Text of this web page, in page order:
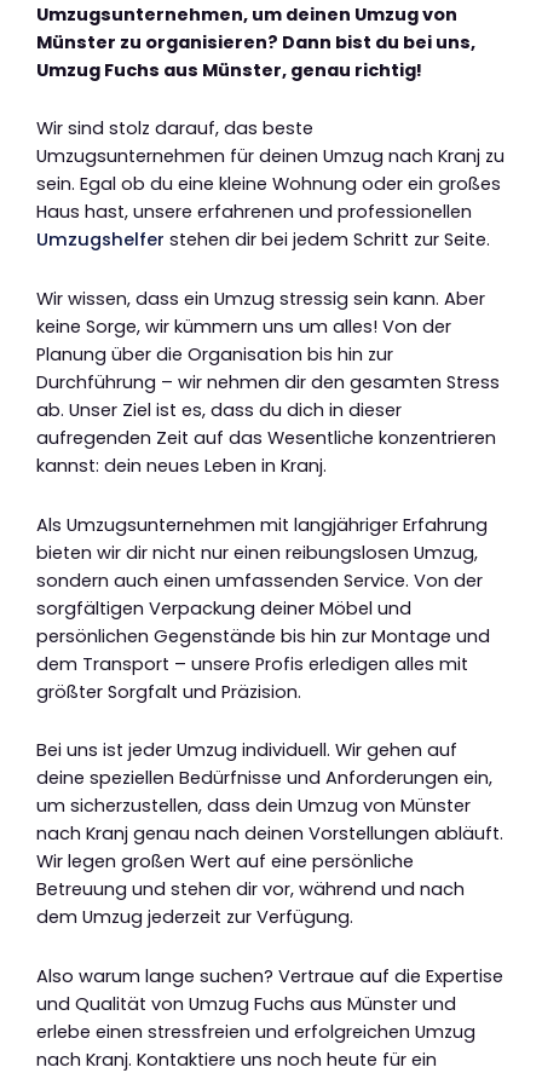
Umzugsunternehmen, um deinen Umzug von
Münster zu organisieren? Dann bist du bei uns,
Umzug Fuchs aus Münster, genau richtig!
Wir sind stolz darauf, das beste
Umzugsunternehmen für deinen Umzug nach Kranj zu
sein. Egal ob du eine kleine Wohnung oder ein großes
Haus hast, unsere erfahrenen und professionellen
Umzugshelfer stehen dir bei jedem Schritt zur Seite.
Wir wissen, dass ein Umzug stressig sein kann. Aber
keine Sorge, wir kümmern uns um alles! Von der
Planung über die Organisation bis hin zur
Durchführung – wir nehmen dir den gesamten Stress
ab. Unser Ziel ist es, dass du dich in dieser
aufregenden Zeit auf das Wesentliche konzentrieren
kannst: dein neues Leben in Kranj.
Als Umzugsunternehmen mit langjähriger Erfahrung
bieten wir dir nicht nur einen reibungslosen Umzug,
sondern auch einen umfassenden Service. Von der
sorgfältigen Verpackung deiner Möbel und
persönlichen Gegenstände bis hin zur Montage und
dem Transport – unsere Profis erledigen alles mit
größter Sorgfalt und Präzision.
Bei uns ist jeder Umzug individuell. Wir gehen auf
deine speziellen Bedürfnisse und Anforderungen ein,
um sicherzustellen, dass dein Umzug von Münster
nach Kranj genau nach deinen Vorstellungen abläuft.
Wir legen großen Wert auf eine persönliche
Betreuung und stehen dir vor, während und nach
dem Umzug jederzeit zur Verfügung.
Also warum lange suchen? Vertraue auf die Expertise
und Qualität von Umzug Fuchs aus Münster und
erlebe einen stressfreien und erfolgreichen Umzug
nach Kranj. Kontaktiere uns noch heute für ein